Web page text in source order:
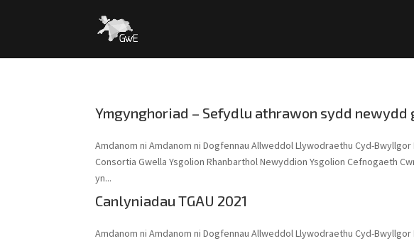
Ymgynghoriad – Sefydlu athrawon sydd
Amdanom ni Amdanom ni Dogfennau Allweddol Llywodraethu Cyd-
Consortia Gwella Ysgolion Rhanbarthol Newyddion Ysgolion Cefnogaeth
yn...
Canlyniadau TGAU 2021
Amdanom ni Amdanom ni Dogfennau Allweddol Llywodraethu Cyd-